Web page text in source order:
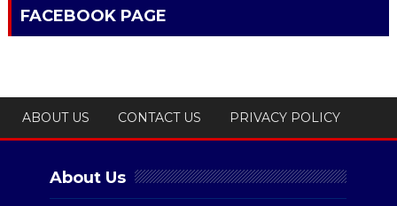
FACEBOOK PAGE
ABOUT US CONTACT US PRIVACY POLICY
About Us